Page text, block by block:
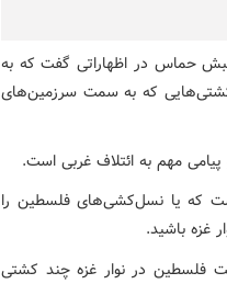
حماس در اظهاراتی گفت که به
که به سمت سرزمین‌های
مهم به ائتلاف غربی است.
که یا نسل‌کشی‌های فلسطین را
غزه باشید.
فلسطین در نوار غزه چند کشتی